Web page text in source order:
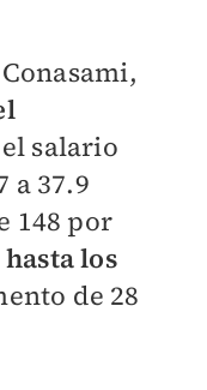
el salario
a 37.9
148 por
los
de 28